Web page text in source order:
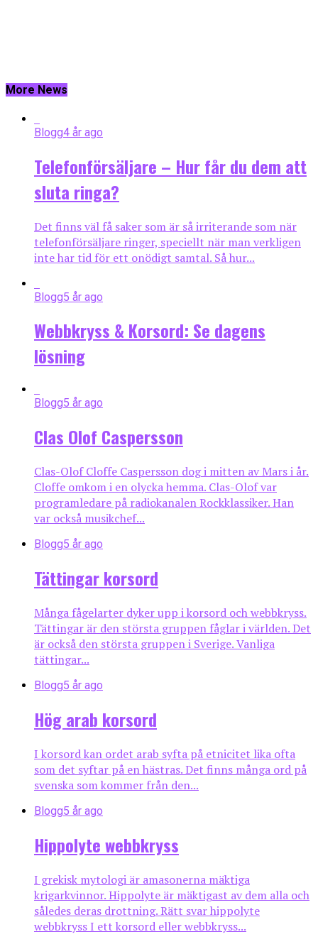
More News
Blogg4 år ago
Telefonförsäljare – Hur får du dem att
sluta ringa?
Det finns väl få saker som är så irriterande som när
telefonförsäljare ringer, speciellt när man verkligen
inte har tid för ett onödigt samtal. Så hur...
Blogg5 år ago
Webbkryss & Korsord: Se dagens
lösning
Blogg5 år ago
Clas Olof Caspersson
Clas-Olof Cloffe Caspersson dog i mitten av Mars i år.
Cloffe omkom i en olycka hemma. Clas-Olof var
programledare på radiokanalen Rockklassiker. Han
var också musikchef...
Blogg5 år ago
Tättingar korsord
Många fågelarter dyker upp i korsord och webbkryss.
Tättingar är den största gruppen fåglar i världen. Det
är också den största gruppen i Sverige. Vanliga
tättingar...
Blogg5 år ago
Hög arab korsord
I korsord kan ordet arab syfta på etnicitet lika ofta
som det syftar på en hästras. Det finns många ord på
svenska som kommer från den...
Blogg5 år ago
Hippolyte webbkryss
I grekisk mytologi är amasonerna mäktiga
krigarkvinnor. Hippolyte är mäktigast av dem alla och
således deras drottning. Rätt svar hippolyte
webbkryss I ett korsord eller webbkryss...